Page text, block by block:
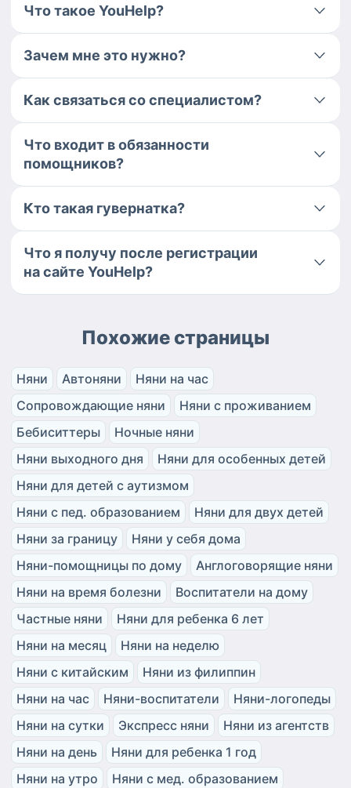
Что такое YouHelp?
Зачем мне это нужно?
Как связаться со специалистом?
Что входит в обязанности
помощников?
Кто такая гувернатка?
Что я получу после регистрации
на сайте YouHelp?
Похожие страницы
Няни Автоняни
Няни на час
Сопровождающие няни
Няни с проживанием
Бебиситтеры
Ночные няни
Няни выходного дня
Няни для особенных детей
Няни для детей с аутизмом
Няни с пед. образованием
Няни для двух детей
Няни за границу
Няни у себя дома
Няни-помощницы по дому
Англоговорящие няни
Няни на время болезни
Воспитатели на дому
Частные няни
Няни для ребенка 6 лет
Няни на месяц
Няни на неделю
Няни с китайским
Няни из филиппин
Няни на час
Няни-воспитатели
Няни-логопеды
Няни на сутки
Экспресс няни
Няни из агентств
Няни на день
Няни для ребенка 1 год
Няни на утро
Няни с мед. образованием